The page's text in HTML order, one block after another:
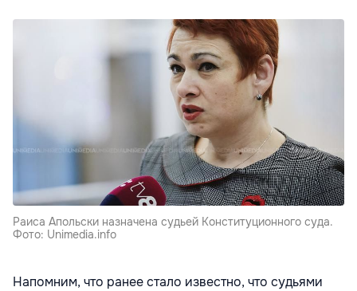
Раиса Апольски назначена судьей Конституционного суда.
Фото: Unimedia.info
Напомним, что ранее стало известно, что судьями